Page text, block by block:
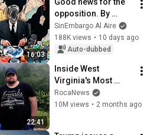
16:03
opposition. By
Alejandro Páez
Varela
SinEmbargo Al Aire
188K views • 10 days ago
Auto-dubbed
22:41
Inside West
Virginia's Most
Remote Holler
RocaNews
10M views • 2 months ago